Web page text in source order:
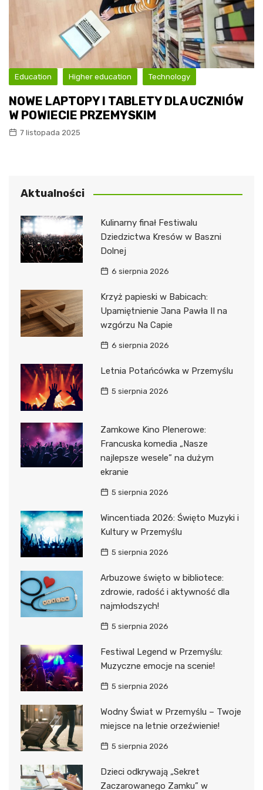
Education Higher education Technology
NOWE LAPTOPY I TABLETY DLA UCZNIÓW
W POWIECIE PRZEMYSKIM
7 listopada 2025
Aktualności
Kulinarny finał Festiwalu
Dziedzictwa Kresów w Baszni
Dolnej
6 sierpnia 2026
Krzyż papieski w Babicach:
Upamiętnienie Jana Pawła II na
wzgórzu Na Capie
6 sierpnia 2026
Letnia Potańcówka w Przemyślu
5 sierpnia 2026
Zamkowe Kino Plenerowe:
Francuska komedia „Nasze
najlepsze wesele” na dużym
ekranie
5 sierpnia 2026
Wincentiada 2026: Święto Muzyki i
Kultury w Przemyślu
5 sierpnia 2026
Arbuzowe święto w bibliotece:
zdrowie, radość i aktywność dla
najmłodszych!
5 sierpnia 2026
Festiwal Legend w Przemyślu:
Muzyczne emocje na scenie!
5 sierpnia 2026
Wodny Świat w Przemyślu – Twoje
miejsce na letnie orzeźwienie!
5 sierpnia 2026
Dzieci odkrywają „Sekret
Zaczarowanego Zamku” w